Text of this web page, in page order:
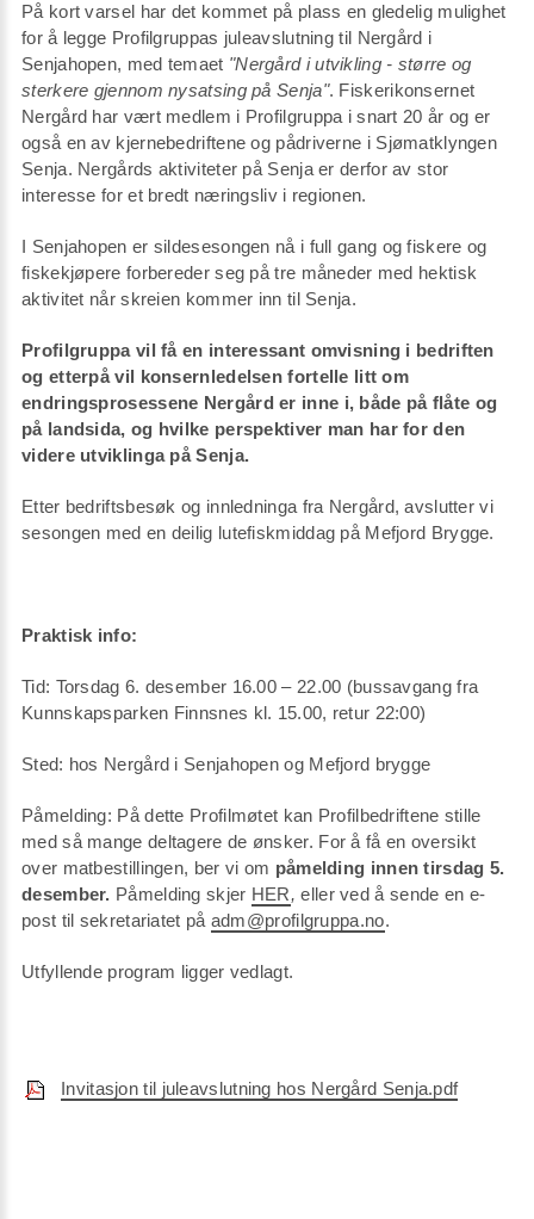
På kort varsel har det kommet på plass en gledelig mulighet
for å legge Profilgruppas juleavslutning til Nergård i
Senjahopen, med temaet "Nergård i utvikling - større og
sterkere gjennom nysatsing på Senja". Fiskerikonsernet
Nergård har vært medlem i Profilgruppa i snart 20 år og er
også en av kjernebedriftene og pådriverne i Sjømatklyngen
Senja. Nergårds aktiviteter på Senja er derfor av stor
interesse for et bredt næringsliv i regionen.
I Senjahopen er sildesesongen nå i full gang og fiskere og
fiskekjøpere forbereder seg på tre måneder med hektisk
aktivitet når skreien kommer inn til Senja.
Profilgruppa vil få en interessant omvisning i bedriften
og etterpå vil konsernledelsen fortelle litt om
endringsprosessene Nergård er inne i, både på flåte og
på landsida, og hvilke perspektiver man har for den
videre utviklinga på Senja.
Etter bedriftsbesøk og innledninga fra Nergård, avslutter vi
sesongen med en deilig lutefiskmiddag på Mefjord Brygge.
Praktisk info:
Tid: Torsdag 6. desember 16.00 – 22.00 (bussavgang fra
Kunnskapsparken Finnsnes kl. 15.00, retur 22:00)
Sted: hos Nergård i Senjahopen og Mefjord brygge
Påmelding: På dette Profilmøtet kan Profilbedriftene stille
med så mange deltagere de ønsker. For å få en oversikt
over matbestillingen, ber vi om påmelding innen tirsdag 5.
desember. Påmelding skjer HER,eller ved å sende en e-
post til sekretariatet på adm@profilgruppa.no.
Utfyllende program ligger vedlagt.
Invitasjon til juleavslutning hos Nergård Senja.pdf